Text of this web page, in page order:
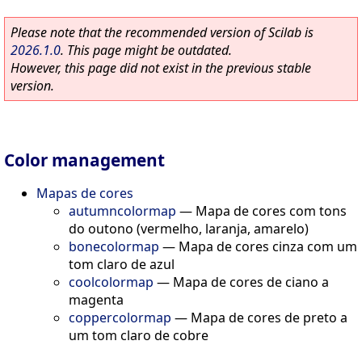
Please note that the recommended version of Scilab is
2026.1.0. This page might be outdated.
However, this page did not exist in the previous stable
version.
Color management
Mapas de cores
autumncolormap — Mapa de cores com tons
do outono (vermelho, laranja, amarelo)
bonecolormap — Mapa de cores cinza com um
tom claro de azul
coolcolormap — Mapa de cores de ciano a
magenta
coppercolormap — Mapa de cores de preto a
um tom claro de cobre